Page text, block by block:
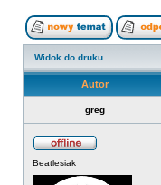
Widok do druku
Autor
greg
Beatlesiak